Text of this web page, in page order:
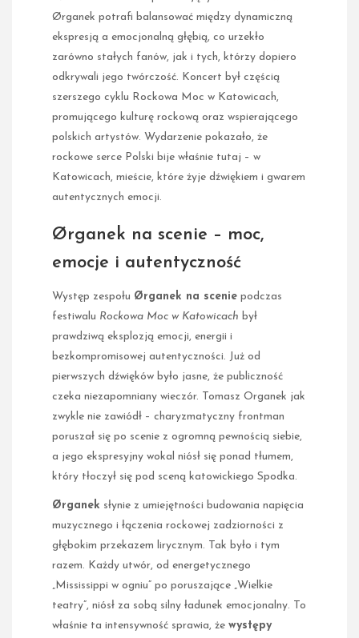
Ørganek potrafi balansować między dynamiczną
ekspresją a emocjonalną głębią, co urzekło
zarówno stałych fanów, jak i tych, którzy dopiero
odkrywali jego twórczość. Koncert był częścią
szerszego cyklu Rockowa Moc w Katowicach,
promującego kulturę rockową oraz wspierającego
polskich artystów. Wydarzenie pokazało, że
rockowe serce Polski bije właśnie tutaj – w
Katowicach, mieście, które żyje dźwiękiem i gwarem
autentycznych emocji.
Ørganek na scenie – moc,
emocje i autentyczność
Występ zespołu Ørganek na scenie podczas
festiwalu Rockowa Moc w Katowicach był
prawdziwą eksplozją emocji, energii i
bezkompromisowej autentyczności. Już od
pierwszych dźwięków było jasne, że publiczność
czeka niezapomniany wieczór. Tomasz Organek jak
zwykle nie zawiódł – charyzmatyczny frontman
poruszał się po scenie z ogromną pewnością siebie,
a jego ekspresyjny wokal niósł się ponad tłumem,
który tłoczył się pod sceną katowickiego Spodka.
Ørganek słynie z umiejętności budowania napięcia
muzycznego i łączenia rockowej zadziorności z
głębokim przekazem lirycznym. Tak było i tym
razem. Każdy utwór, od energetycznego
„Mississippi w ogniu” po poruszające „Wielkie
teatry”, niósł za sobą silny ładunek emocjonalny. To
właśnie ta intensywność sprawia, że występy